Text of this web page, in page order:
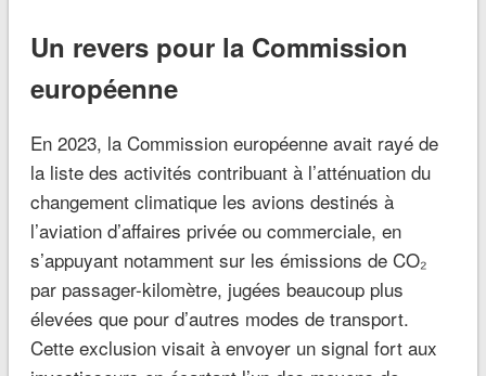
Un revers pour la Commission
européenne
En 2023, la Commission européenne avait rayé de
la liste des activités contribuant à l’atténuation du
changement climatique les avions destinés à
l’aviation d’affaires privée ou commerciale, en
s’appuyant notamment sur les émissions de CO₂
par passager-kilomètre, jugées beaucoup plus
élevées que pour d’autres modes de transport.
Cette exclusion visait à envoyer un signal fort aux